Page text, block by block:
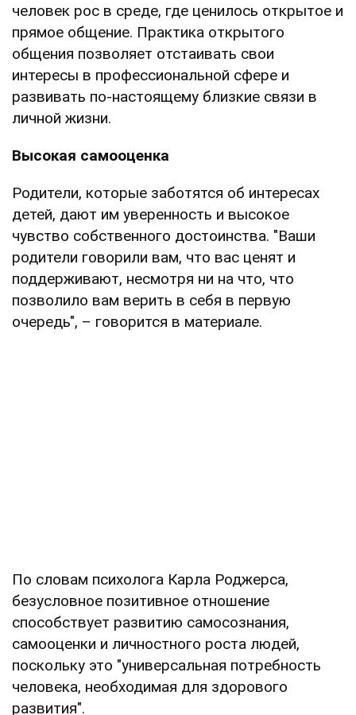
человек рос в среде, где ценилось открытое и
прямое общение. Практика открытого
общения позволяет отстаивать свои
интересы в профессиональной сфере и
развивать по-настоящему близкие связи в
личной жизни.
Высокая самооценка
Родители, которые заботятся об интересах
детей, дают им уверенность и высокое
чувство собственного достоинства. "Ваши
родители говорили вам, что вас ценят и
поддерживают, несмотря ни на что, что
позволило вам верить в себя в первую
очередь", – говорится в материале.
По словам психолога Карла Роджерса,
безусловное позитивное отношение
способствует развитию самосознания,
самооценки и личностного роста людей,
поскольку это "универсальная потребность
человека, необходимая для здорового
развития".